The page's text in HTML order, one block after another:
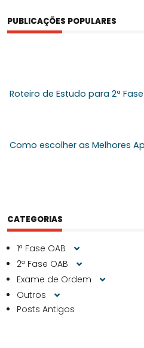
PUBLICAÇÕES POPULARES
Roteiro de Estudo para 2ª
Como escolher as Melhores
CATEGORIAS
1ª Fase OAB
2ª Fase OAB
Exame de Ordem
Outros
Posts Antigos